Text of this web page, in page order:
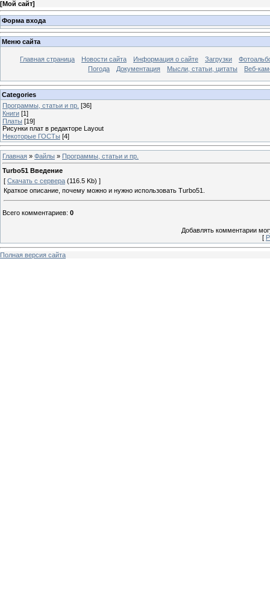
[Мой сайт]
Форма входа
Меню сайта
Главная страница Новости сайта Информация о сайте Загрузки
Погода
Документация Мысли, статьи, цитаты Веб-
Categories
Программы, статьи и пр. [36]
Книги [1]
Платы [19]
Рисунки плат в редакторе Layout
Некоторые ГОСТы [4]
Главная » Файлы » Программы, статьи и пр.
Turbo51 Введение
[ Скачать с сервера (116.5 Kb) ]
Краткое описание, почему можно и нужно использовать Turbo51.
Всего комментариев: 0
Добавлять комментарии
[
Полная версия сайта